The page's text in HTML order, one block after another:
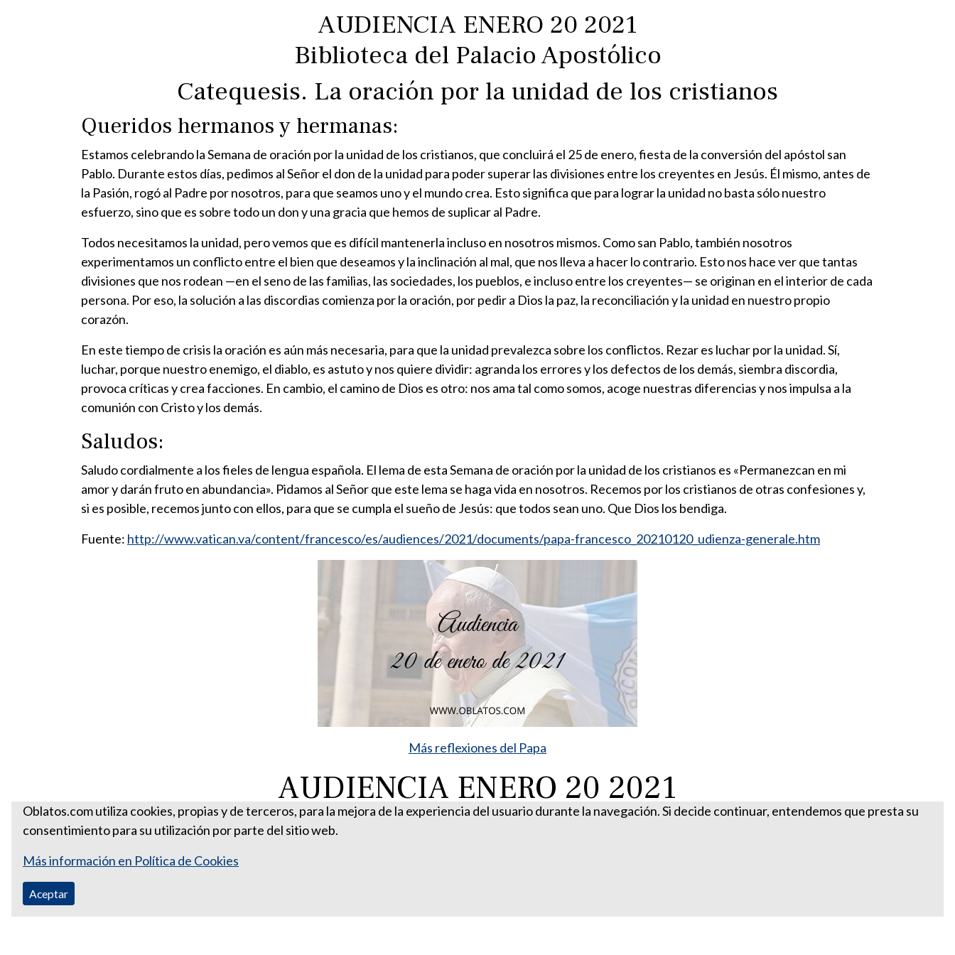
AUDIENCIA ENERO 20 2021
Biblioteca del Palacio Apostólico
Catequesis. La oración por la unidad de los cristianos
Queridos hermanos y hermanas:
Estamos celebrando la Semana de oración por la unidad de los cristianos, que concluirá el 25 de enero, fiesta de la conversión del apóstol san
Pablo. Durante estos días, pedimos al Señor el don de la unidad para poder superar las divisiones entre los creyentes en Jesús. Él mismo, antes de
la Pasión, rogó al Padre por nosotros, para que seamos uno y el mundo crea. Esto significa que para lograr la unidad no basta sólo nuestro
esfuerzo, sino que es sobre todo un don y una gracia que hemos de suplicar al Padre.
Todos necesitamos la unidad, pero vemos que es difícil mantenerla incluso en nosotros mismos. Como san Pablo, también nosotros
experimentamos un conflicto entre el bien que deseamos y la inclinación al mal, que nos lleva a hacer lo contrario. Esto nos hace ver que tantas
divisiones que nos rodean —en el seno de las familias, las sociedades, los pueblos, e incluso entre los creyentes— se originan en el interior de cada
persona. Por eso, la solución a las discordias comienza por la oración, por pedir a Dios la paz, la reconciliación y la unidad en nuestro propio
corazón.
En este tiempo de crisis la oración es aún más necesaria, para que la unidad prevalezca sobre los conflictos. Rezar es luchar por la unidad. Sí,
luchar, porque nuestro enemigo, el diablo, es astuto y nos quiere dividir: agranda los errores y los defectos de los demás, siembra discordia,
provoca críticas y crea facciones. En cambio, el camino de Dios es otro: nos ama tal como somos, acoge nuestras diferencias y nos impulsa a la
comunión con Cristo y los demás.
Saludos:
Saludo cordialmente a los fieles de lengua española. El lema de esta Semana de oración por la unidad de los cristianos es «Permanezcan en mi
amor y darán fruto en abundancia». Pidamos al Señor que este lema se haga vida en nosotros. Recemos por los cristianos de otras confesiones y,
si es posible, recemos junto con ellos, para que se cumpla el sueño de Jesús: que todos sean uno. Que Dios los bendiga.
Fuente: http://www.vatican.va/content/francesco/es/audiences/2021/documents/papa-francesco_20210120_udienza-generale.htm
Más reflexiones del Papa
AUDIENCIA ENERO 20 2021
Oblatos.com utiliza cookies, propias y de terceros, para la mejora de la experiencia del usuario durante la navegación. Si decide continuar, entendemos que presta su
consentimiento para su utilización por parte del sitio web.
Más información en Política de Cookies
Aceptar